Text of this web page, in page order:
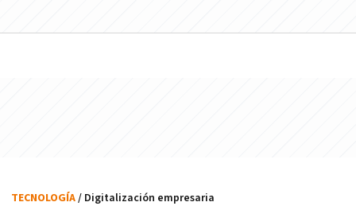
TECNOLOGÍA/ Digitalización empresaria